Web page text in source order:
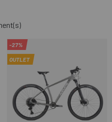
-27%
OUTLET